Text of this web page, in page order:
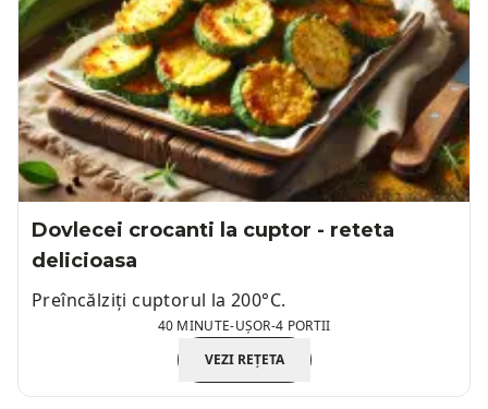
Dovlecei crocanti la cuptor - reteta
delicioasa
Preîncălziți cuptorul la 200°C.
40 MINUTE-UȘOR-4 PORTII
VEZI REȚETA